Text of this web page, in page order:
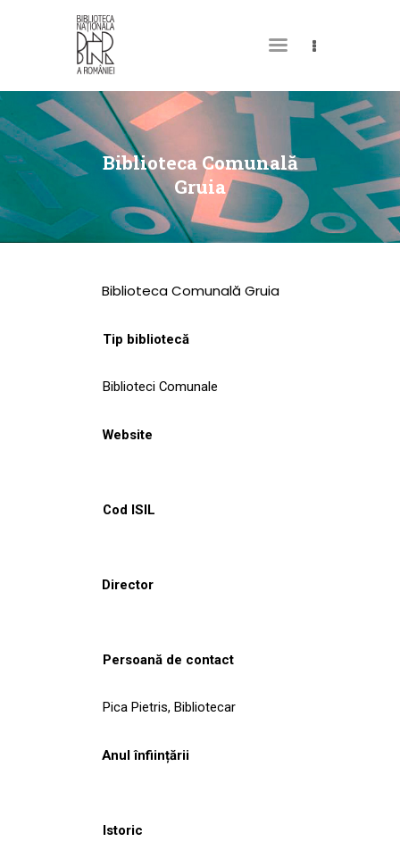
Biblioteca Comunală
Gruia
DESPRE NOI
PERMISUL MEU DE
BIBLIOTECĂ
CATALOAGE ȘI
COLECȚII
CULTURALE
NOUTĂȚI
Biblioteca Comunală Gruia
Tip bibliotecă
Biblioteci Comunale
Website
Cod ISIL
Director
Persoană de contact
Pica Pietris, Bibliotecar
Anul înființării
Istoric